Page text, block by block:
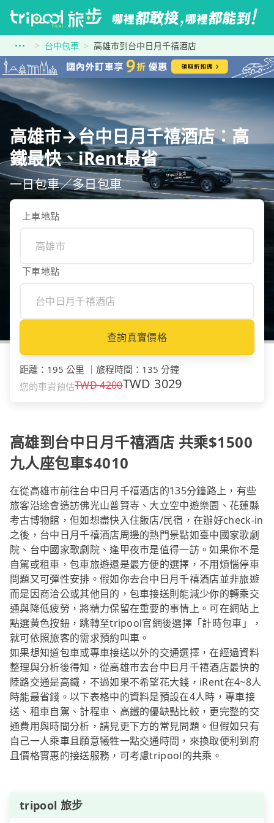
台中包車 高雄市到台中日月千禧酒店
高雄市→台中日月千禧酒店：高
鐵最快、iRent最省
一日包車／多日包車
上車地點
下車地點
查詢真實價格
距離 ： 195 公里 旅程時間 ： 135 分鐘
您的車資預估TWD4200TWD 3029
高雄到台中日月千禧酒店 共乘$1500
九人座包車$4010
在從高雄市前往台中日月千禧酒店的135分鐘路上，有些
旅客沿途會造訪佛光山普賢寺、大立空中遊樂園、花蓮縣
考古博物館，但如想盡快入住飯店/民宿，在辦好check-in
之後，台中日月千禧酒店周邊的熱門景點如臺中國家歌劇
院、台中國家歌劇院、逢甲夜市是值得一訪。如果你不是
自駕或租車，包車旅遊還是最方便的選擇，不用煩惱停車
問題又可彈性安排。假如你去台中日月千禧酒店並非旅遊
而是因商洽公或其他目的，包車接送則能減少你的轉乘交
通與降低疲勞，將精力保留在重要的事情上。可在網站上
點選黃色按鈕，跳轉至tripool官網後選擇「計時包車」，
就可依照旅客的需求預約叫車。
如果想知道包車或專車接送以外的交通選擇，在經過資料
整理與分析後得知，從高雄市去台中日月千禧酒店最快的
陸路交通是高鐵，不過如果不希望花大錢，iRent在4~8人
時能最省錢。以下表格中的資料是預設在4人時，專車接
送、租車自駕、計程車、高鐵的優缺點比較，更完整的交
通費用與時間分析，請見更下方的常見問題。但假如只有
自己一人乘車且願意犧牲一點交通時間，來換取便利到府
且價格實惠的接送服務，可考慮tripool的共乘。
tripool 旅步